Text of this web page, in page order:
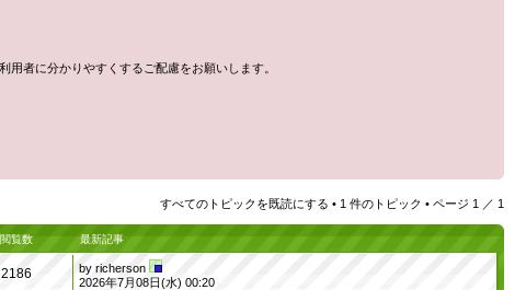
者に分かりやすくするご配慮をお願いします。
すべてのトピックを既読にする • 1 件のトピック • ページ 1 ／ 1
閲覧数 最新記事
2186 byricherson
2026年7月08日(水) 00:20